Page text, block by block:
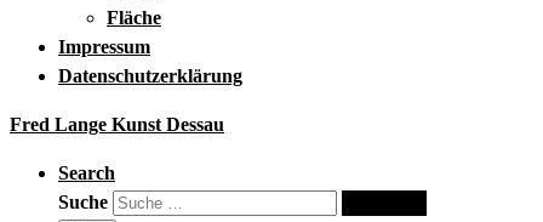
Fläche
Impressum
Datenschutzerklärung
Fred Lange Kunst Dessau
Search
Suche